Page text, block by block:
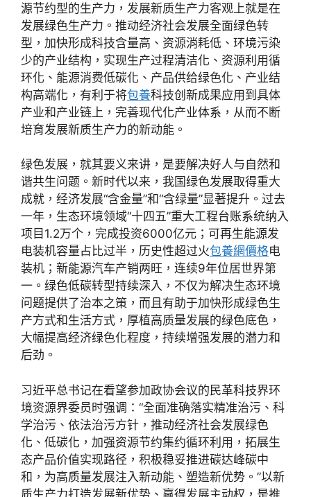
源节约型的生产力，发展新质生产力客观上就是在
发展绿色生产力。推动经济社会发展全面绿色转
型，加快形成科技含量高、资源消耗低、环境污染
少的产业结构，实现生产过程清洁化、资源利用循
环化、能源消费低碳化、产品供给绿色化、产业结
构高端化，有利于将包養科技创新成果应用到具体
产业和产业链上，完善现代化产业体系，从而不断
培育发展新质生产力的新动能。
绿色发展，就其要义来讲，是要解决好人与自然和
谐共生问题。新时代以来，我国绿色发展取得重大
成就，经济发展“含金量”和“含绿量”显著提升。过去
一年，生态环境领域“十四五”重大工程台账系统纳入
项目1.2万个，完成投资6000亿元；可再生能源发
电装机容量占比过半，历史性超过火包養網價格电
装机；新能源汽车产销两旺，连续9年位居世界第
一。绿色低碳转型持续深入，不仅为解决生态环境
问题提供了治本之策，而且有助于加快形成绿色生
产方式和生活方式，厚植高质量发展的绿色底色，
大幅提高经济绿色化程度，持续增强发展的潜力和
后劲。
习近平总书记在看望参加政协会议的民革科技界环
境资源界委员时强调：“全面准确落实精准治污、科
学治污、依法治污方针，推动经济社会发展绿色
化、低碳化，加强资源节约集约循环利用，拓展生
态产品价值实现路径，积极稳妥推进碳达峰碳中
和，为高质量发展注入新动能、塑造新优势。”以新
质生产力打造发展新优势、赢得发展主动权，是推